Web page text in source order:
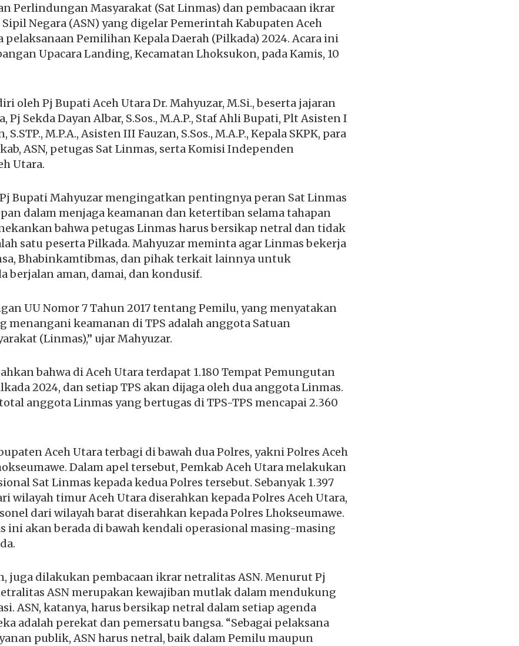
Perlindungan Masyarakat (Sat Linmas) dan pembacaan ikrar
Negara (ASN) yang digelar Pemerintah Kabupaten Aceh
Pemilihan Kepala Daerah (Pilkada) 2024. Acara ini
Upacara Landing, Kecamatan Lhoksukon, pada Kamis, 10
oleh Pj Bupati Aceh Utara Dr. Mahyuzar, M.Si., beserta jajaran
Pj Sekda Dayan Albar, S.Sos., M.A.P., Staf Ahli Bupati, Plt Asisten I
S.STP., M.P.A., Asisten III Fauzan, S.Sos., M.A.P., Kepala SKPK, para
ASN, petugas Sat Linmas, serta Komisi Independen
Utara.
Bupati Mahyuzar mengingatkan pentingnya peran Sat Linmas
dalam menjaga keamanan dan ketertiban selama tahapan
bahwa petugas Linmas harus bersikap netral dan tidak
satu peserta Pilkada. Mahyuzar meminta agar Linmas bekerja
Bhabinkamtibmas, dan pihak terkait lainnya untuk
berjalan aman, damai, dan kondusif.
UU Nomor 7 Tahun 2017 tentang Pemilu, yang menyatakan
menangani keamanan di TPS adalah anggota Satuan
(Linmas),” ujar Mahyuzar.
bahwa di Aceh Utara terdapat 1.180 Tempat Pemungutan
2024, dan setiap TPS akan dijaga oleh dua anggota Linmas.
anggota Linmas yang bertugas di TPS-TPS mencapai 2.360
Aceh Utara terbagi di bawah dua Polres, yakni Polres Aceh
Dalam apel tersebut, Pemkab Aceh Utara melakukan
Sat Linmas kepada kedua Polres tersebut. Sebanyak 1.397
wilayah timur Aceh Utara diserahkan kepada Polres Aceh Utara,
dari wilayah barat diserahkan kepada Polres Lhokseumawe.
ini akan berada di bawah kendali operasional masing-masing
juga dilakukan pembacaan ikrar netralitas ASN. Menurut Pj
ASN merupakan kewajiban mutlak dalam mendukung
ASN, katanya, harus bersikap netral dalam setiap agenda
adalah perekat dan pemersatu bangsa. “Sebagai pelaksana
publik, ASN harus netral, baik dalam Pemilu maupun